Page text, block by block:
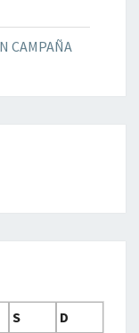
CAMPAÑA
S
D